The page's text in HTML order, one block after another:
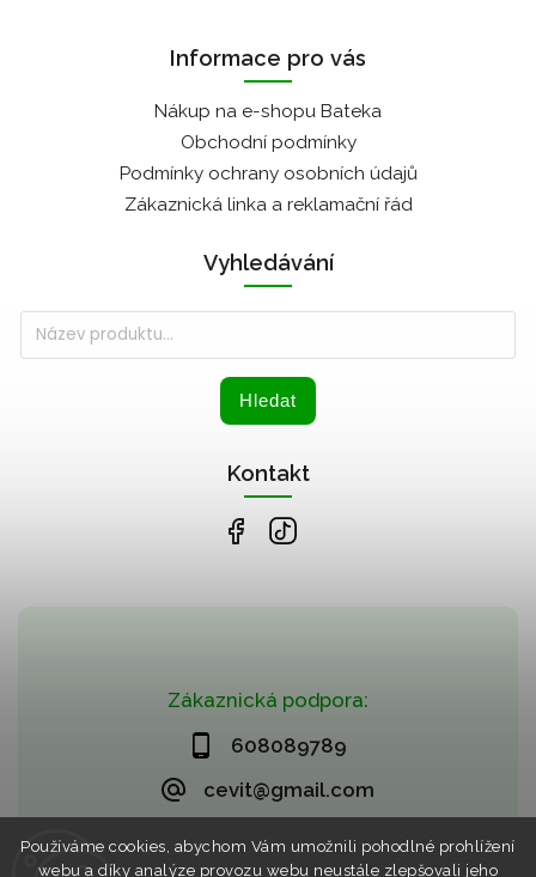
Používáme cookies, abychom Vám umožnili pohodlné prohlížení
webu a díky analýze provozu webu neustále zlepšovali jeho
Zákaznická podpora:
608089789
cevit@gmail.com
Informace pro vás
Nákup na e-shopu Bateka
Obchodní podmínky
Podmínky ochrany osobních údajů
Zákaznická linka a reklamační řád
Vyhledávání
Hledat
Kontakt